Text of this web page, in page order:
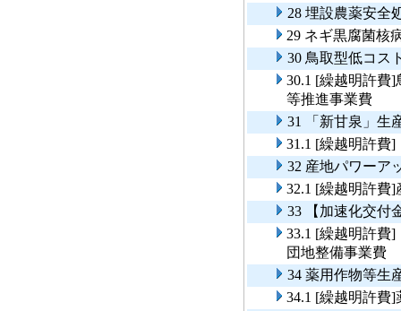
28 埋設農薬安全
29 ネギ黒腐菌核
30 鳥取型低コス
30.1 [繰越明許費
等推進事業費
31 「新甘泉」生
31.1 [繰越明許費
32 産地パワーア
32.1 [繰越明許費
33 【加速化交付
33.1 [繰越明許費
団地整備事業費
34 薬用作物等
34.1 [繰越明許費